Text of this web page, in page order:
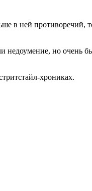
в ней противоречий,
но очень
хрониках.